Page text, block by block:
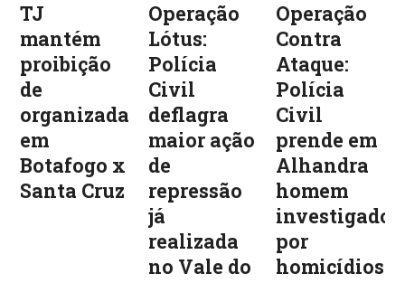
TJ
mantém
proibição
de
organizadas
em
Botafogo x
Santa Cruz
Operação
Lótus:
Polícia
Civil
deflagra
maior ação
de
repressão
já
realizada
no Vale do
Operação
Contra
Ataque:
Polícia
Civil
prende em
Alhandra
homem
investigado
por
homicídios